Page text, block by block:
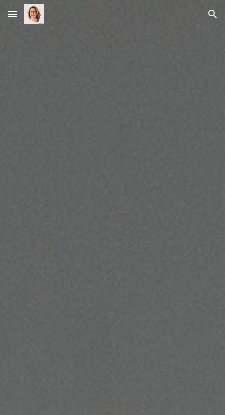
Skip to main content Skip to navigation